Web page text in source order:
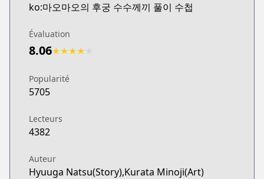
ko:마오마오의 후궁 수수께끼 풀이 수첩
Évaluation
8.06★★★★
Popularité
5705
Lecteurs
4382
Auteur
Hyuuga Natsu(Story),Kurata Minoji(Art)